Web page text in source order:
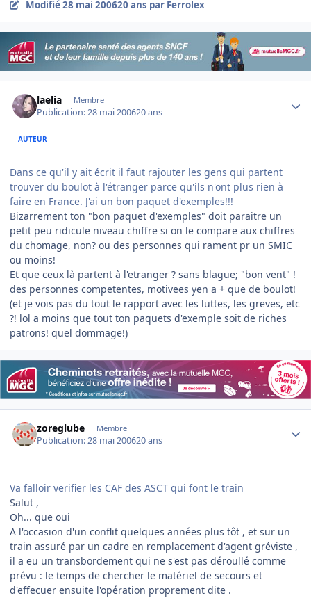
Modifié28 mai 200620 ans par Ferrolex
laelia Membre
Publication:28 mai 200620 ans
AUTEUR
Dans ce qu'il y ait écrit il faut rajouter les gens qui partent
trouver du boulot à l'étranger parce qu'ils n'ont plus rien à
faire en France. J'ai un bon paquet d'exemples!!!
Bizarrement ton "bon paquet d'exemples" doit paraitre un
petit peu ridicule niveau chiffre si on le compare aux chiffres
du chomage, non? ou des personnes qui rament pr un SMIC
ou moins!
Et que ceux là partent à l'etranger ? sans blague; "bon vent" !
des personnes competentes, motivees yen a + que de boulot!
(et je vois pas du tout le rapport avec les luttes, les greves, etc
?! lol a moins que tout ton paquets d'exemple soit de riches
patrons! quel dommage!)
zoreglube Membre
Publication:28 mai 200620 ans
Va falloir verifier les CAF des ASCT qui font le train
Salut ,
Oh... que oui
A l'occasion d'un conflit quelques années plus tôt , et sur un
train assuré par un cadre en remplacement d'agent gréviste ,
il a eu un transbordement qui ne s'est pas déroullé comme
prévu : le temps de chercher le matériel de secours et
d'effecuer ensuite l'opération proprement dite .